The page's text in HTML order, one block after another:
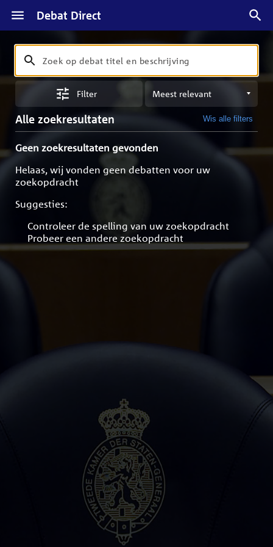
Debat Direct
Zoeken
Zoek
op
en
beschrijving
Filter
Sorteren
op
meest
Alle zoekresultaten Wis alle filters
Geen zoekresultaten gevonden
Helaas, wij vonden geen debatten voor uw
zoekopdracht
Suggesties:
Controleer de spelling van uw zoekopdracht
Probeer een andere zoekopdracht